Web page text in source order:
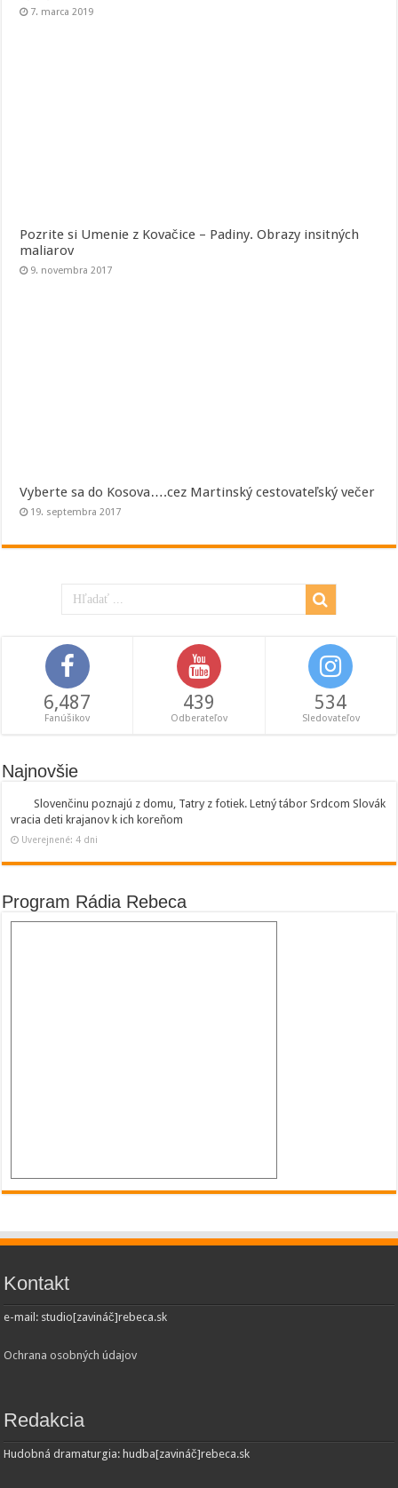
7. marca 2019
Pozrite si Umenie z Kovačice – Padiny. Obrazy insitných
maliarov
9. novembra 2017
Vyberte sa do Kosova….cez Martinský cestovateľský večer
19. septembra 2017
6,487
Fanúšikov
439
Odberateľov
534
Sledovateľov
Najnovšie
Slovenčinu poznajú z domu, Tatry z fotiek. Letný tábor Srdcom Slovák
vracia deti krajanov k ich koreňom
Uverejnené: 4 dni
Program Rádia Rebeca
Kontakt
e-mail: studio[zavináč]rebeca.sk
Ochrana osobných údajov
Redakcia
Hudobná dramaturgia: hudba[zavináč]rebeca.sk